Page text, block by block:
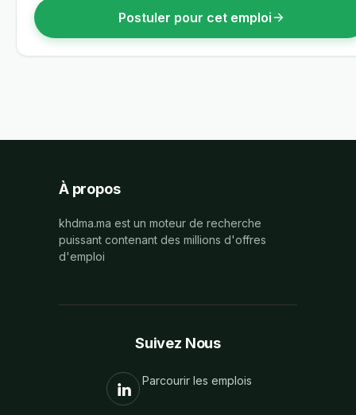
Postuler pour cet emploi
À propos
khdma.ma est un moteur de recherche
puissant contenant des millions d'offres
d'emploi
Suivez Nous
Parcourir les emplois